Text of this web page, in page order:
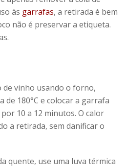
às garrafas, a retirada é bem
não é preservar a etiqueta.
de vinho usando o forno,
de 180°C e colocar a garrafa
10 a 12 minutos. O calor
a retirada, sem danificar o
quente, use uma luva térmica